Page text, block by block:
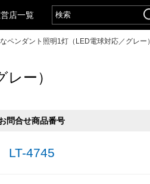
店一覧
ペンダント照明1灯（LED電球対応／グレー）
ー）
問合せ商品番号
LT-4745